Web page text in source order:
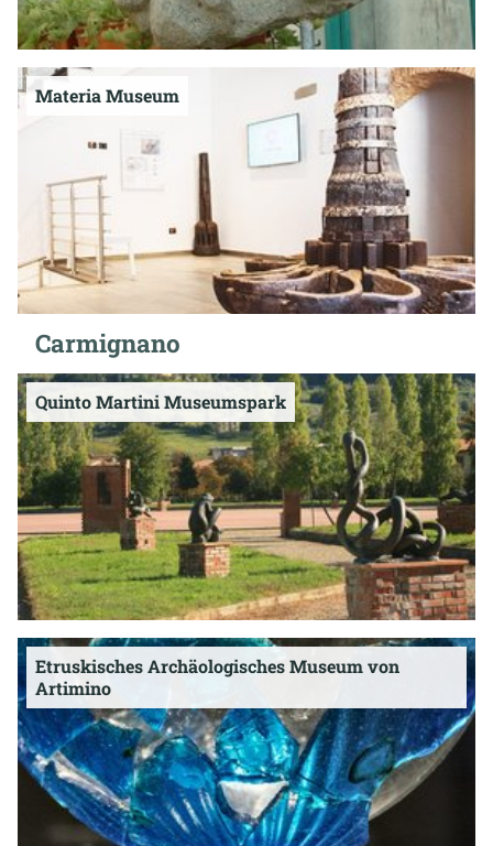
Materia Museum
Carmignano
Quinto Martini Museumspark
Etruskisches Archäologisches Museum von
Artimino